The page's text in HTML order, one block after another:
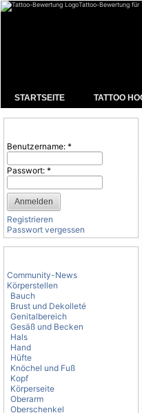
Tattoo-Bewertung für
STARTSEITE TATTOO
Benutzername: *
Passwort: *
Registrieren
Passwort vergessen
Community-News
Körperstellen
Bauch
Brust und Dekolleté
Genitalbereich
Gesäß und Becken
Hals
Hand
Hüfte
Knöchel und Fuß
Kopf
Körperseite
Oberarm
Oberschenkel